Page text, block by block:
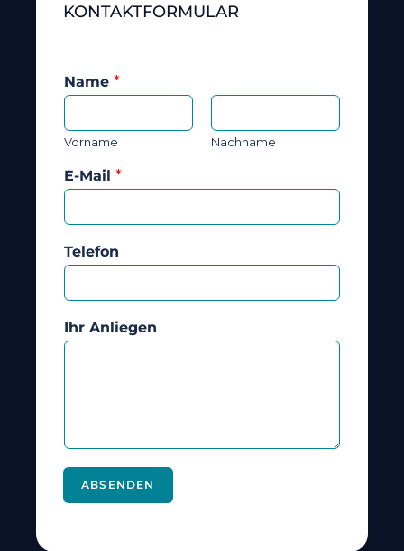
KONTAKTFORMULAR
Name *
Vorname Nachname
E-Mail *
Telefon
Ihr Anliegen
ABSENDEN